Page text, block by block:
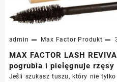
admin Max Factor Produkt
MAX FACTOR LASH
pogrubia i pielęgnuje rzęsy
Jeśli szukasz tuszu, który nie